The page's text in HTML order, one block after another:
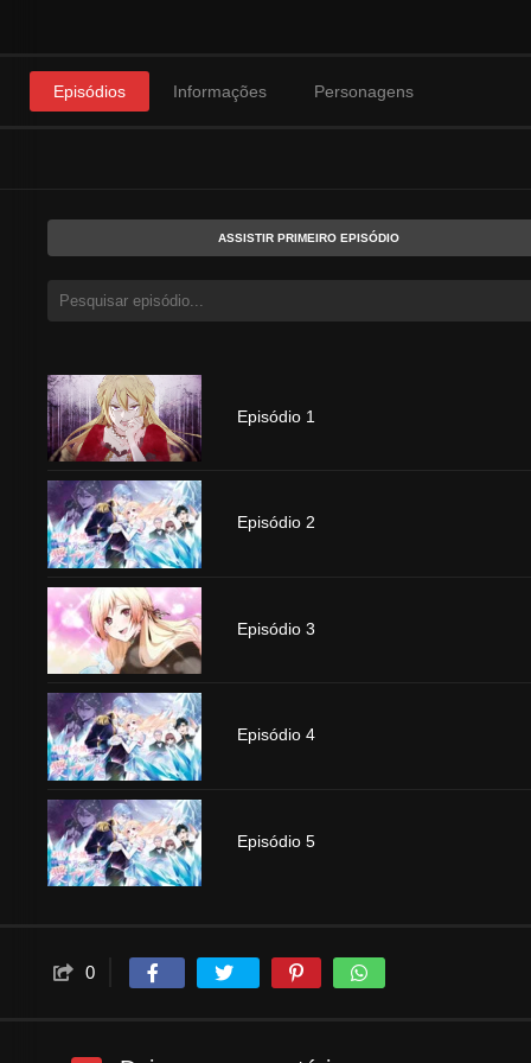
Episódios Informações Personagens
ASSISTIR PRIMEIRO EPISÓDIO
Episódio 1
Episódio 2
Episódio 3
Episódio 4
Episódio 5
0